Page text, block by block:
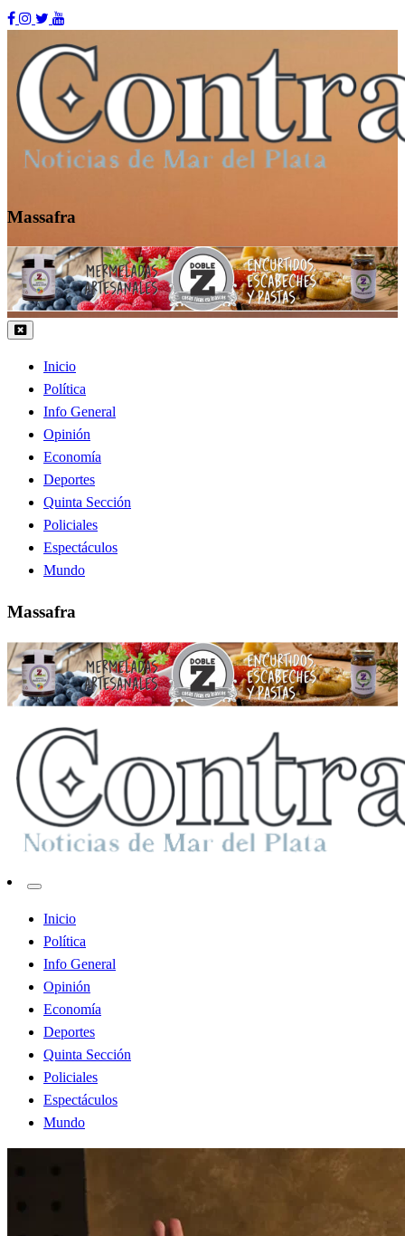
Skip
content
Contraste MDP
Massafra
Inicio
Política
Info General
Opinión
Economía
Deportes
Quinta Sección
Policiales
Espectáculos
Mundo
Massafra
Contraste MDP
Inicio
Política
Info General
Opinión
Economía
Deportes
Quinta Sección
Policiales
Espectáculos
Mundo